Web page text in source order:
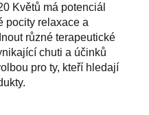
Květů má potenciál
pocity relaxace a
různé terapeutické
chuti a účinků
pro ty, kteří hledají